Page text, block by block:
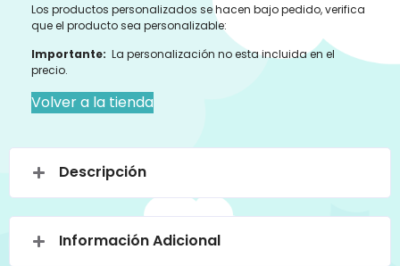
Los productos personalizados se hacen bajo pedido, verifica
que el producto sea personalizable:
Importante: La personalización no esta incluida en el
precio.
Volver a la tienda
Descripción
Información Adicional